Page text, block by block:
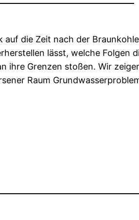
die Zeit nach der
lässt, welche Folgen
ihre Grenzen stoßen. Wir
Raum